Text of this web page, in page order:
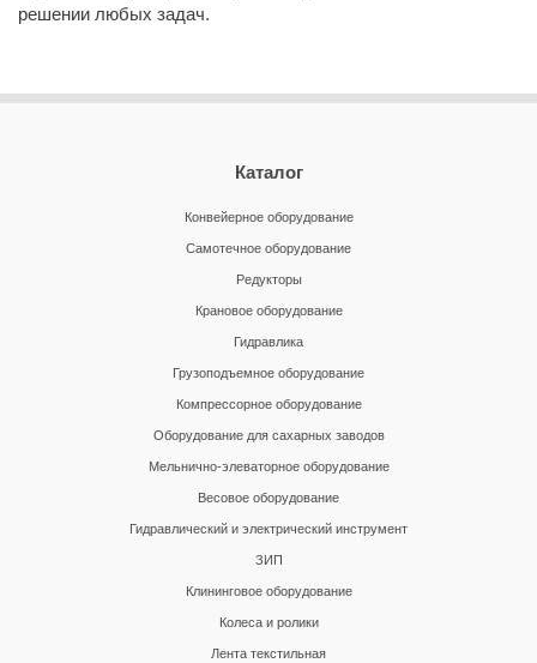
решении любых задач.
Каталог
Конвейерное оборудование
Самотечное оборудование
Редукторы
Крановое оборудование
Гидравлика
Грузоподъемное оборудование
Компрессорное оборудование
Оборудование для сахарных заводов
Мельнично-элеваторное оборудование
Весовое оборудование
Гидравлический и электрический инструмент
ЗИП
Клининговое оборудование
Колеса и ролики
Лента текстильная